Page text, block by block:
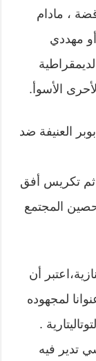
، مادام
مهددي
الأسوأ.
العنيفة ضد
تكريس أفق
المجتمع
أن
1945 يعكس عنوانا لمجهوده
.
تدير فيه